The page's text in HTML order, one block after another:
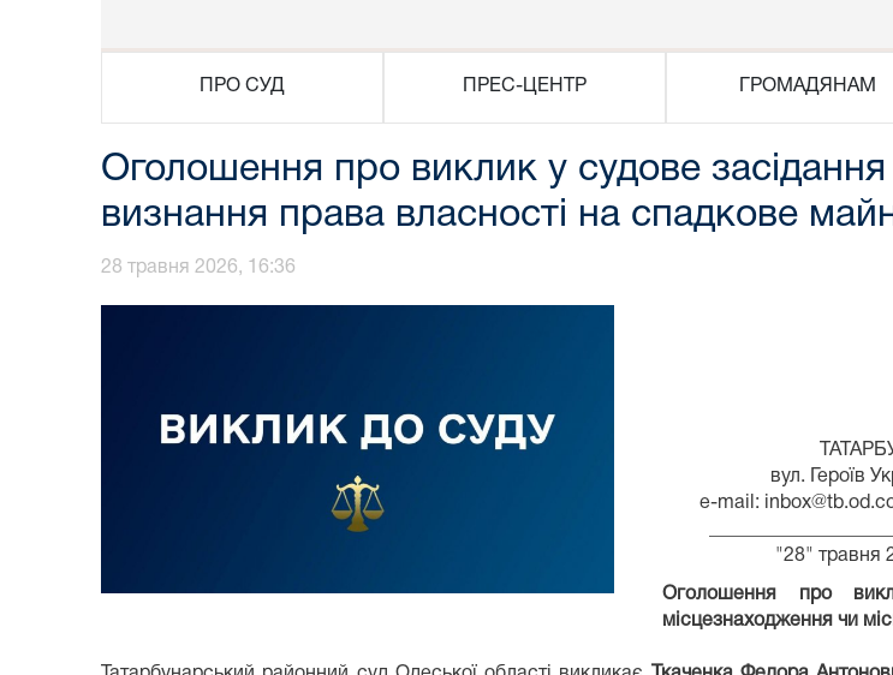
ПРО СУД ПРЕС-ЦЕНТР ГРОМАДЯНАМ
Оголошення про виклик у судове
визнання права власності на спадкове
28 травня 2026, 16:36
вул. Героїв
e-mail:
"28" травня
Оголошення про
місцезнаходження чи